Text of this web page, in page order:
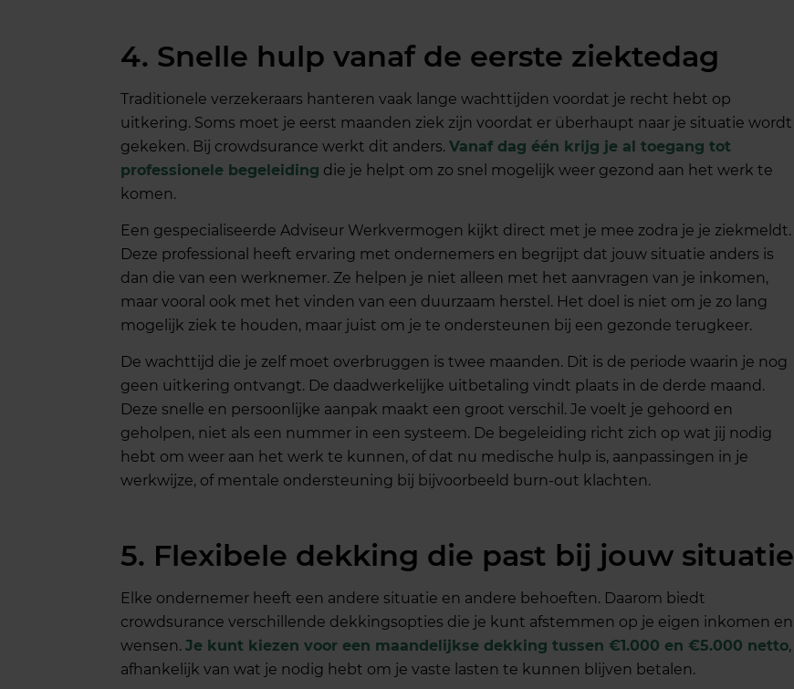
4. Snelle hulp vanaf de eerste ziektedag
Traditionele verzekeraars hanteren vaak lange wachttijden voordat je recht hebt op
uitkering. Soms moet je eerst maanden ziek zijn voordat er überhaupt naar je situatie wordt
gekeken. Bij crowdsurance werkt dit anders. Vanaf dag één krijg je al toegang tot
professionele begeleiding die je helpt om zo snel mogelijk weer gezond aan het werk te
komen.
Een gespecialiseerde Adviseur Werkvermogen kijkt direct met je mee zodra je je ziekmeldt.
Deze professional heeft ervaring met ondernemers en begrijpt dat jouw situatie anders is
dan die van een werknemer. Ze helpen je niet alleen met het aanvragen van je inkomen,
maar vooral ook met het vinden van een duurzaam herstel. Het doel is niet om je zo lang
mogelijk ziek te houden, maar juist om je te ondersteunen bij een gezonde terugkeer.
De wachttijd die je zelf moet overbruggen is twee maanden. Dit is de periode waarin je nog
geen uitkering ontvangt. De daadwerkelijke uitbetaling vindt plaats in de derde maand.
Deze snelle en persoonlijke aanpak maakt een groot verschil. Je voelt je gehoord en
geholpen, niet als een nummer in een systeem. De begeleiding richt zich op wat jij nodig
hebt om weer aan het werk te kunnen, of dat nu medische hulp is, aanpassingen in je
werkwijze, of mentale ondersteuning bij bijvoorbeeld burn-out klachten.
5. Flexibele dekking die past bij jouw situatie
Elke ondernemer heeft een andere situatie en andere behoeften. Daarom biedt
crowdsurance verschillende dekkingsopties die je kunt afstemmen op je eigen inkomen en
wensen. Je kunt kiezen voor een maandelijkse dekking tussen €1.000 en €5.000 netto,
afhankelijk van wat je nodig hebt om je vaste lasten te kunnen blijven betalen.